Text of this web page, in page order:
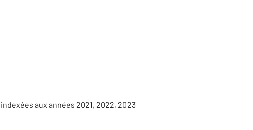
aux années 2021, 2022, 2023